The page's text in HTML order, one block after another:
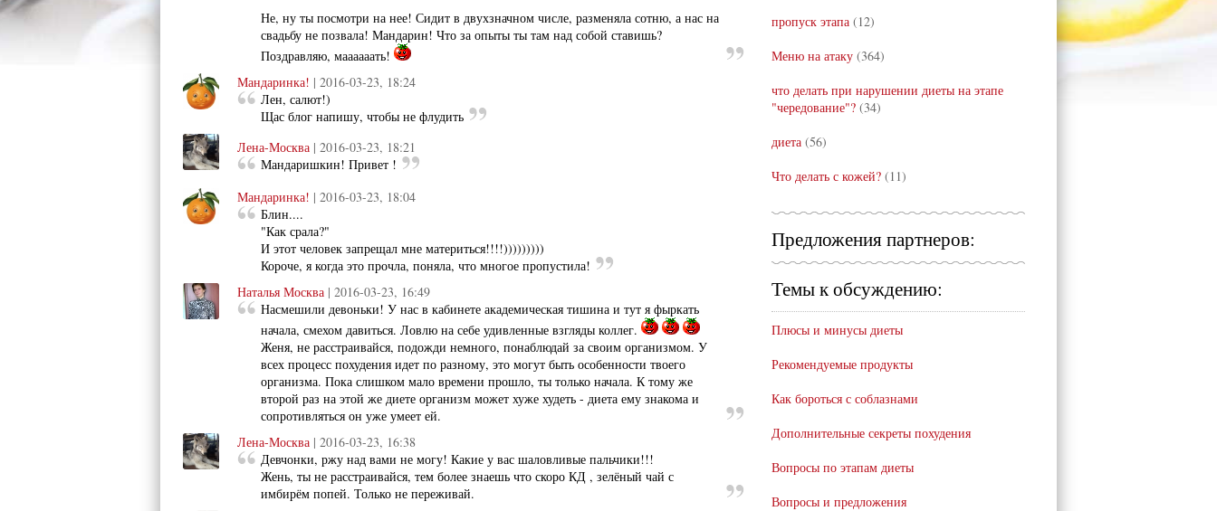
Не, ну ты посмотри на нее! Сидит в двухзначном числе, разменяла сотню, а нас на
свадьбу не позвала! Мандарин! Что за опыты ты там над собой ставишь?
Поздравляю, маааааать!
Мандаринка! | 2016-03-23, 18:24
Лен, салют!)
Щас блог напишу, чтобы не флудить
Лена-Москва | 2016-03-23, 18:21
Мандаришкин! Привет !
Мандаринка! | 2016-03-23, 18:04
Блин....
"Как срала?"
И этот человек запрещал мне материться!!!!)))))))))
Короче, я когда это прочла, поняла, что многое пропустила!
Наталья Москва | 2016-03-23, 16:49
Насмешили девоньки! У нас в кабинете академическая тишина и тут я фыркать
начала, смехом давиться. Ловлю на себе удивленные взгляды коллег.
Женя, не расстраивайся, подожди немного, понаблюдай за своим организмом. У
всех процесс похудения идет по разному, это могут быть особенности твоего
организма. Пока слишком мало времени прошло, ты только начала. К тому же
второй раз на этой же диете организм может хуже худеть - диета ему знакома и
сопротивляться он уже умеет ей.
Лена-Москва | 2016-03-23, 16:38
Девчонки, ржу над вами не могу! Какие у вас шаловливые пальчики!!!
Жень, ты не расстраивайся, тем более знаешь что скоро КД , зелёный чай с
имбирём попей. Только не переживай.
пропуск этапа (12)
Меню на атаку (364)
что делать при нарушении диеты на этапе
"чередование"? (34)
диета (56)
Что делать с кожей? (11)
Предложения партнеров:
Темы к обсуждению:
Плюсы и минусы диеты
Рекомендуемые продукты
Как бороться с соблазнами
Дополнительные секреты похудения
Вопросы по этапам диеты
Вопросы и предложения